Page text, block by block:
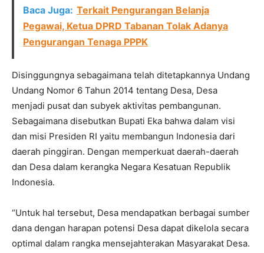
Baca Juga: Terkait Pengurangan Belanja
Pegawai, Ketua DPRD Tabanan Tolak Adanya
Pengurangan Tenaga PPPK
Disinggungnya sebagaimana telah ditetapkannya Undang
Undang Nomor 6 Tahun 2014 tentang Desa, Desa
menjadi pusat dan subyek aktivitas pembangunan.
Sebagaimana disebutkan Bupati Eka bahwa dalam visi
dan misi Presiden RI yaitu membangun Indonesia dari
daerah pinggiran. Dengan memperkuat daerah-daerah
dan Desa dalam kerangka Negara Kesatuan Republik
Indonesia.
“Untuk hal tersebut, Desa mendapatkan berbagai sumber
dana dengan harapan potensi Desa dapat dikelola secara
optimal dalam rangka mensejahterakan Masyarakat Desa.